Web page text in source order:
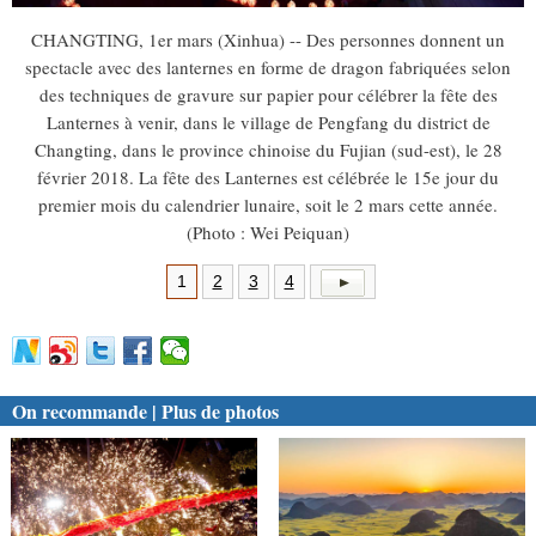
CHANGTING, 1er mars (Xinhua) -- Des personnes donnent un
spectacle avec des lanternes en forme de dragon fabriquées selon
des techniques de gravure sur papier pour célébrer la fête des
Lanternes à venir, dans le village de Pengfang du district de
Changting, dans le province chinoise du Fujian (sud-est), le 28
février 2018. La fête des Lanternes est célébrée le 15e jour du
premier mois du calendrier lunaire, soit le 2 mars cette année.
(Photo : Wei Peiquan)
1 2 3 4
On recommande | Plus de photos